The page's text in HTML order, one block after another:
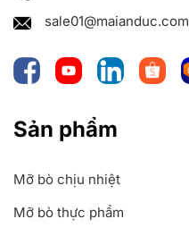
sale01@maianduc.com
Sản phẩm
Mỡ bò chịu nhiệt
Mỡ bò thực phẩm